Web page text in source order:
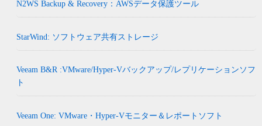
N2WS Backup & Recovery：AWSデータ保護ツール
StarWind: ソフトウェア共有ストレージ
Veeam B&R :VMware/Hyper-Vバックアップ/レプリケーションソフ
ト
Veeam One: VMware・Hyper-Vモニター＆レポートソフト